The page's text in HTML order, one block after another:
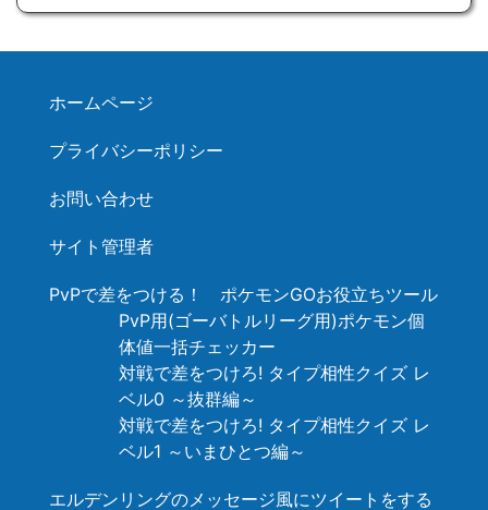
ホームページ
プライバシーポリシー
お問い合わせ
サイト管理者
PvPで差をつける！ ポケモンGOお役立ちツール
PvP用(ゴーバトルリーグ用)ポケモン個
体値一括チェッカー
対戦で差をつけろ! タイプ相性クイズ レ
ベル0 ～抜群編～
対戦で差をつけろ! タイプ相性クイズ レ
ベル1 ～いまひとつ編～
エルデンリングのメッセージ風にツイートをする